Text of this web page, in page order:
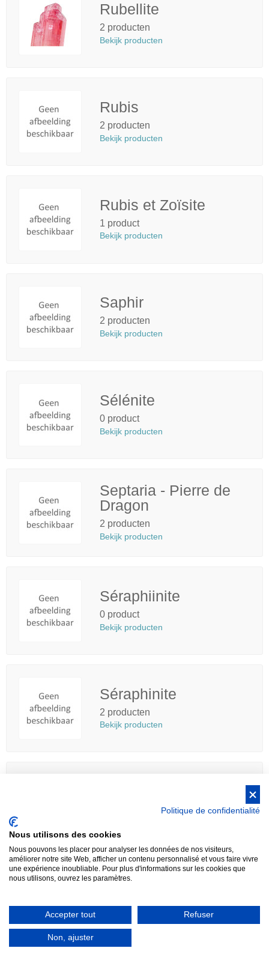
Rubellite
2 producten
Bekijk producten
Rubis
2 producten
Bekijk producten
Rubis et Zoïsite
1 product
Bekijk producten
Saphir
2 producten
Bekijk producten
Sélénite
0 product
Bekijk producten
Septaria - Pierre de
Dragon
2 producten
Bekijk producten
Séraphiinite
0 product
Bekijk producten
Séraphinite
2 producten
Bekijk producten
1 product
Politique de confidentialité
Nous utilisons des cookies
Nous pouvons les placer pour analyser les données de nos visiteurs,
améliorer notre site Web, afficher un contenu personnalisé et vous faire vivre
une expérience inoubliable. Pour plus d'informations sur les cookies que
nous utilisons, ouvrez les paramètres.
Accepter tout Refuser
Non, ajuster